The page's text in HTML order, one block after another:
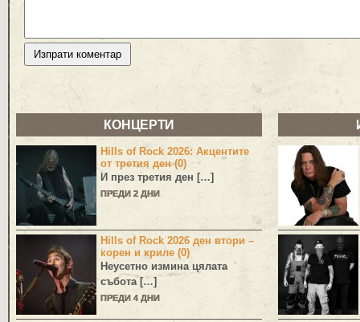
КОНЦЕРТИ
Hills of Rock 2026: Акцентите
от третия ден (0)
И през третия ден […]
ПРЕДИ 2 ДНИ
Hills of Rock 2026 ден втори –
корен и криле (0)
Неусетно измина цялата
събота […]
ПРЕДИ 4 ДНИ